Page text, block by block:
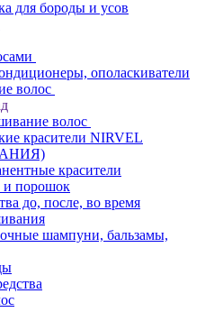
для бороды и усов
ополаскиватели
волос
волос
красители NIRVEL
красители
и порошок
до, после, во время
шампуни, бальзамы,